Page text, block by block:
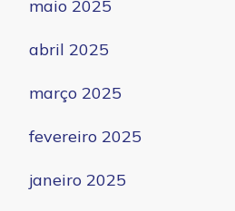
maio 2025
abril 2025
março 2025
fevereiro 2025
janeiro 2025